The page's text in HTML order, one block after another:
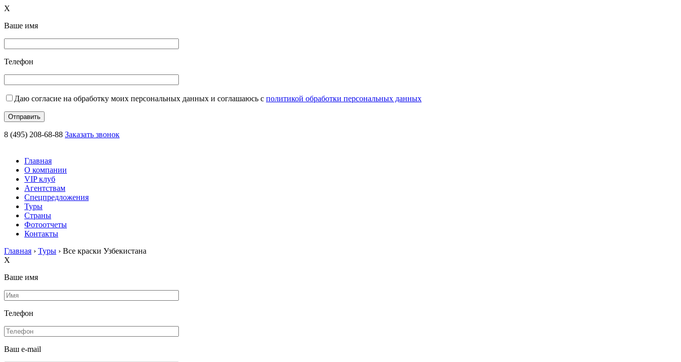
X
Ваше имя
Телефон
Даю согласие на обработку моих персональных данных и соглашаюсь с политикой обработки персональных данных
8 (495) 208-68-88 Заказать звонок
Главная
О компании
VIP клуб
Агентствам
Спецпредложения
Туры
Страны
Фотоотчеты
Контакты
Главная › Туры › Все краски Узбекистана
X
Ваше имя
Телефон
Ваш e-mail